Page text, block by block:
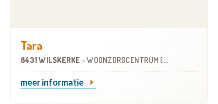
Tara
8431 WILSKERKE -WOONZORGCENTRUM (WZC)
meer informatie